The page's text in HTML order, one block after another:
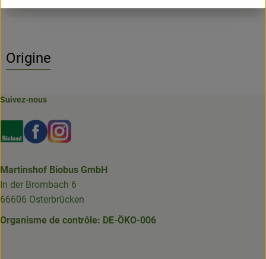
Origine
Suivez-nous
Externer Link zu https://www.bioland.de/verbraucher
Externer Link zu https://www.facebook.com/
Externer Link zu https://www.instagram.com/
Martinshof Biobus GmbH
In der Brombach 6
66606 Osterbrücken
Organisme de contrôle: DE-ÖKO-006